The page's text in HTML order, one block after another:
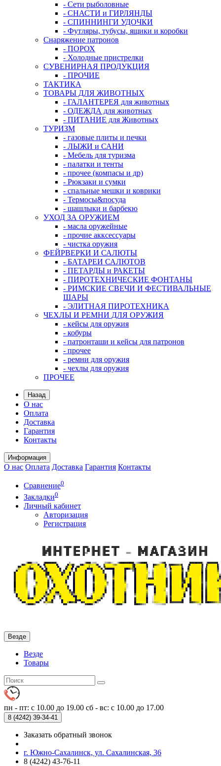
- Сети рыболовные
- СНАСТИ и ГИРЛЯНДЫ
- СПИННИНГИ УДОЧКИ
- Футляры, тубусы, ящики и коробки
Снаряжение патронов
- ПОРОХ
- Холодные пристрелки
СУВЕНИРНАЯ ПРОДУКЦИЯ
- ПРОЧИЕ
ТАКТИКА
ТОВАРЫ ДЛЯ ЖИВОТНЫХ
- ГАЛАНТЕРЕЯ для животных
- ОДЕЖДА для животных
- ПИТАНИЕ для Животных
ТУРИЗМ
- газовые плиты и печки
- ЛЫЖИ и САНИ
- Мебель для туризма
- палатки и тенты
- прочее (компасы и др)
- Рюкзаки и сумки
- спальные мешки и коврики
- Термосы&посуда
- шашлыки и барбекю
УХОД ЗА ОРУЖИЕМ
- масла оружейные
- прочие акксессуары
- чистка оружия
ФЕЙРВЕРКИ И САЛЮТЫ
- БАТАРЕИ САЛЮТОВ
- ПЕТАРДЫ и РАКЕТЫ
- ПИРОТЕХНИЧЕСКИЕ ФОНТАНЫ
- РИМСКИЕ СВЕЧИ И ФЕСТИВАЛЬНЫЕ
ШАРЫ
- ЭЛИТНАЯ ПИРОТЕХНИКА
ЧЕХЛЫ И РЕМНИ ДЛЯ ОРУЖИЯ
- кейсы для оружия
- кобуры
- патронташи и кейсы для патронов
- прочее
- ремни для оружия
- чехлы для оружия
ПРОЧЕЕ
Назад
О нас
Оплата
Доставка
Гарантия
Контакты
Информация
О нас Оплата Доставка Гарантия Контакты
Сравнение0
Закладки0
Личный кабинет
Авторизация
Регистрация
Везде
Везде
Товары
пн - пт: с 10.00 до 19.00 сб - вс: с 10.00 до 17.00
8 (4242) 39-34-41
Заказать обратный звонок
г. Южно-Сахалинск, ул. Сахалинская, 36
8 (4242) 43-76-11